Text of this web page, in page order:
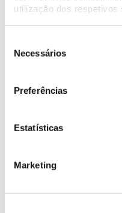
utilização dos respetivos
Necessários
Preferências
Estatísticas
Marketing
Genoma do priolo e
conhecer para
02.07.2026
Registar galhas de
cidadãos chamados a
25.06.2026